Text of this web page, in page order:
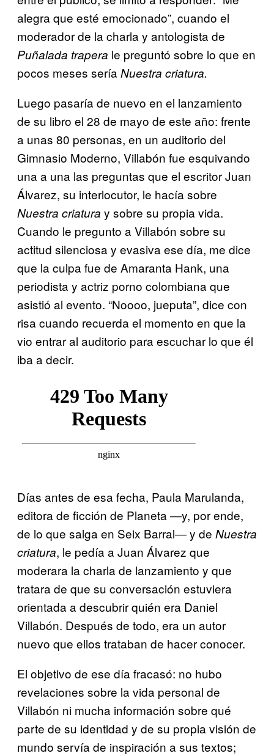
alegra que esté emocionado”, cuando el
moderador de la charla y antologista de
Puñalada trapera le preguntó sobre lo que en
pocos meses sería Nuestra criatura.
Luego pasaría de nuevo en el lanzamiento
de su libro el 28 de mayo de este año: frente
a unas 80 personas, en un auditorio del
Gimnasio Moderno, Villabón fue esquivando
una a una las preguntas que el escritor Juan
Álvarez, su interlocutor, le hacía sobre
Nuestra criatura y sobre su propia vida.
Cuando le pregunto a Villabón sobre su
actitud silenciosa y evasiva ese día, me dice
que la culpa fue de Amaranta Hank, una
periodista y actriz porno colombiana que
asistió al evento. “Noooo, jueputa”, dice con
risa cuando recuerda el momento en que la
vio entrar al auditorio para escuchar lo que él
iba a decir.
Días antes de esa fecha, Paula Marulanda,
editora de ficción de Planeta ―y, por ende,
de lo que salga en Seix Barral― y de Nuestra
criatura, le pedía a Juan Álvarez que
moderara la charla de lanzamiento y que
tratara de que su conversación estuviera
orientada a descubrir quién era Daniel
Villabón. Después de todo, era un autor
nuevo que ellos trataban de hacer conocer.
El objetivo de ese día fracasó: no hubo
revelaciones sobre la vida personal de
Villabón ni mucha información sobre qué
parte de su identidad y de su propia visión de
mundo servía de inspiración a sus textos;